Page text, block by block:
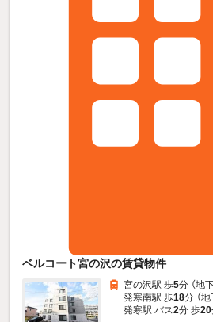
ベルコート宮の沢の賃貸物件
宮の沢駅 歩5分 （地
発寒南駅 歩18分 （
発寒駅 バス2分 歩20